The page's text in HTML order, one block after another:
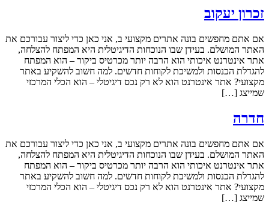
זכרון יעקוב
אם אתם מחפשים בונה אתרים מקצועי ב, אני כאן כדי ליצור עבורכם את
האתר המושלם. בעידן שבו הנוכחות הדיגיטלית היא המפתח להצלחה,
אתר אינטרנט איכותי הוא הרבה יותר מכרטיס ביקור – הוא המפתח
להגדלת הכנסות ולמשיכת לקוחות חדשים. למה חשוב להשקיע באתר
מקצועי? אתר אינטרנט הוא לא רק נכס דיגיטלי – הוא הכלי המרכזי
שמייצג […]
חדרה
אם אתם מחפשים בונה אתרים מקצועי ב, אני כאן כדי ליצור עבורכם את
האתר המושלם. בעידן שבו הנוכחות הדיגיטלית היא המפתח להצלחה,
אתר אינטרנט איכותי הוא הרבה יותר מכרטיס ביקור – הוא המפתח
להגדלת הכנסות ולמשיכת לקוחות חדשים. למה חשוב להשקיע באתר
מקצועי? אתר אינטרנט הוא לא רק נכס דיגיטלי – הוא הכלי המרכזי
שמייצג […]